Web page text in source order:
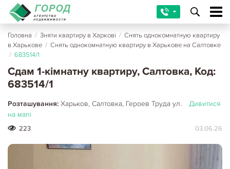
Головна / Зняти квартиру в Харкові / Снять однокомнатную квартиру
в Харькове / Снять однокомнатную квартиру в Харькове на Салтовке
/ 683514/1
Сдам 1-кімнатну квартиру, Салтовка, Код:
683514/1
Розташування: Харьков, Салтовка, Героев Труда ул.
Дивитися
на мапі
223 03.06.26